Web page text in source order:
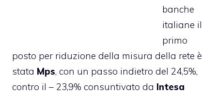
banche
italiane il
primo
posto per riduzione della misura della rete è
stata Mps, con un passo indietro del 24,5%,
contro il – 23,9% consuntivato da Intesa